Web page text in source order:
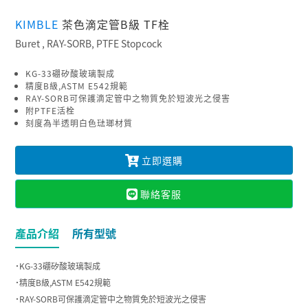
KIMBLE茶色滴定管B級 TF栓
Buret , RAY-SORB, PTFE Stopcock
KG-33硼矽酸玻璃製成
精度B級,ASTM E542規範
RAY-SORB可保護滴定管中之物質免於短波光之侵害
附PTFE活栓
刻度為半透明白色琺瑯材質
立即選購
聯絡客服
產品介紹 所有型號
˙KG-33硼矽酸玻璃製成
˙精度B級,ASTM E542規範
˙RAY-SORB可保護滴定管中之物質免於短波光之侵害